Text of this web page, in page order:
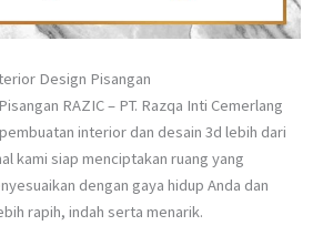
Design Pisangan
RAZIC – PT. Razqa Inti Cemerlang
interior dan desain 3d lebih dari
kami siap menciptakan ruang yang
dengan gaya hidup Anda dan
rapih, indah serta menarik.